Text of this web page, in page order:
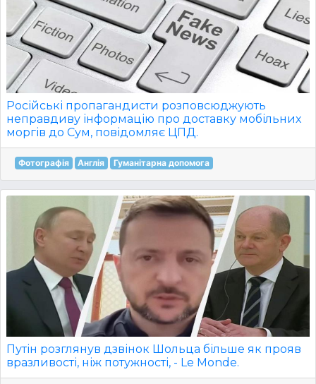
Російські пропагандисти розповсюджують
неправдиву інформацію про доставку мобільних
моргів до Сум, повідомляє ЦПД.
Фотографія Англія Гуманітарна допомога
Путін розглянув дзвінок Шольца більше як прояв
вразливості, ніж потужності, - Le Monde.